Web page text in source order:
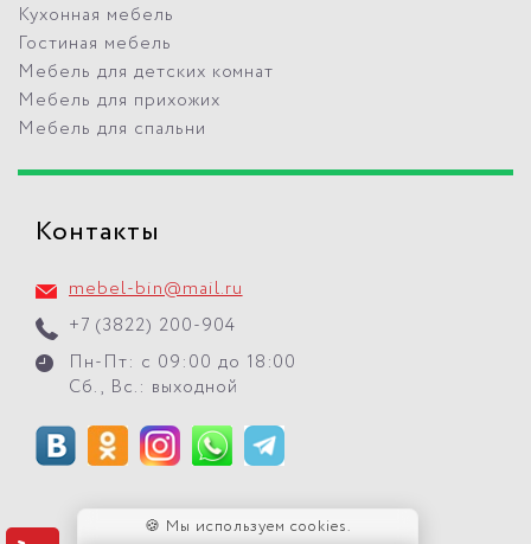
Кухонная мебель
Гостиная мебель
Мебель для детских комнат
Мебель для прихожих
Мебель для спальни
Контакты
mebel-bin@mail.ru
+7 (3822) 200-904
Пн-Пт: с 09:00 до 18:00
Сб., Вс.: выходной
🍪 Мы используем cookies.